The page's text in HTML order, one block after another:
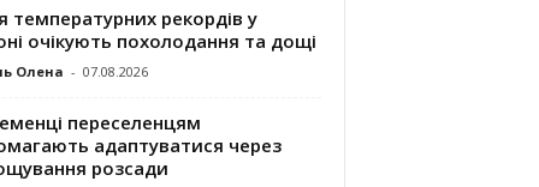
температурних рекордів у
очікують похолодання та дощі
Олена - 07.08.2026
переселенцям
адаптуватися через
розсади